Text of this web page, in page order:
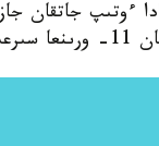
ءوتىپ جاتقان